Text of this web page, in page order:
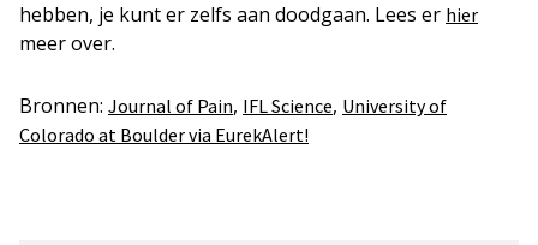
hebben, je kunt er zelfs aan doodgaan. Lees er hier
meer over.
Bronnen: Journal of Pain, IFL Science, University of
Colorado at Boulder via EurekAlert!